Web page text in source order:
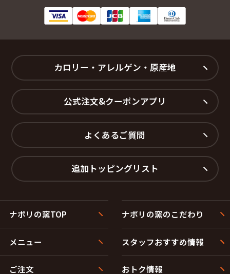
カロリー・アレルゲン・原産地
公式注文&クーポンアプリ
よくあるご質問
追加トッピングリスト
ナポリの窯TOP ナポリの窯のこだわり
メニュー スタッフおすすめ情報
ご注文 おトク情報